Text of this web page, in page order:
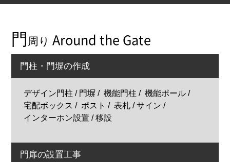
門 周りAround the Gate
門柱・門塀の作成
デザイン門柱 / 門塀 機能門柱
機能ポール
宅配ボックス
ポスト
表札 / サイン
インターホン設置 / 移設
門扉の設置工事